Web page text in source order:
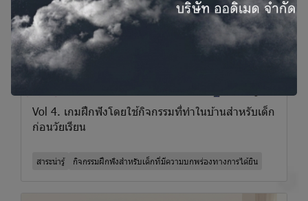
Vol 4. เกมฝึกฟังโดยใช้กิจกรรมที่ทําในบ้านสําหรับเด็ก
ก่อนวัยเรียน
สาระน่ารู้ กิจกรรมฝึกฟังสำหรับเด็กที่มีความบกพร่องทางการได้ยิน